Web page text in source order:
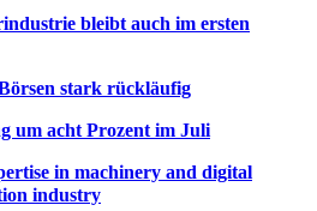
bleibt auch im ersten
stark rückläufig
um acht Prozent im Juli
in machinery and digital
industry